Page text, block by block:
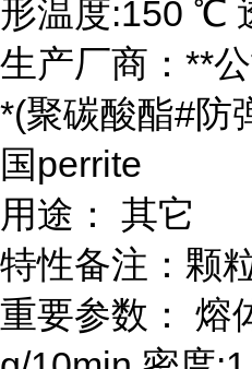
形温度:150 ℃
生产厂商：**公
*(聚碳酸酯#防
国perrite
用途： 其它
特性备注：颗
重要参数： 熔